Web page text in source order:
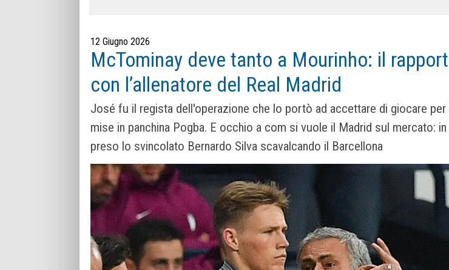
12 Giugno 2026
McTominay deve tanto a Mourinho: il
con l’allenatore del Real Madrid
José fu il regista dell'operazione che lo portò ad accettare di giocare per
mise in panchina Pogba. E occhio a com si vuole il Madrid sul mercato:
preso lo svincolato Bernardo Silva scavalcando il Barcellona